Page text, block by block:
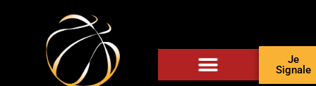
Je
Signale